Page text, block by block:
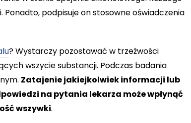
podpisuje on stosowne oświadczenia
? Wystarczy pozostawać w trzeźwości
wszycie substancji. Podczas badania
Zatajenie jakiejkolwiek informacji lub
na pytania lekarza może wpłynąć
wszywki.